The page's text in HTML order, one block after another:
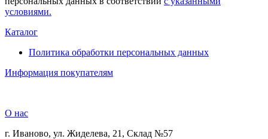
условиями.
Каталог
Политика обработки персональных данных
Информация покупателям
О нас
г. Иваново, ул. Жиделева, 21, Склад №57